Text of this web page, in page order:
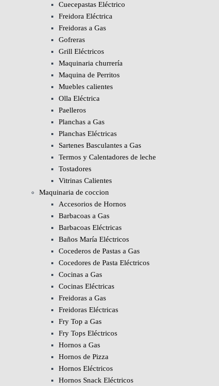
Cuecepastas Eléctrico
Freidora Eléctrica
Freidoras a Gas
Gofreras
Grill Eléctricos
Maquinaria churrería
Maquina de Perritos
Muebles calientes
Olla Eléctrica
Paelleros
Planchas a Gas
Planchas Eléctricas
Sartenes Basculantes a Gas
Termos y Calentadores de leche
Tostadores
Vitrinas Calientes
Maquinaria de coccion
Accesorios de Hornos
Barbacoas a Gas
Barbacoas Eléctricas
Baños María Eléctricos
Cocederos de Pastas a Gas
Cocedores de Pasta Eléctricos
Cocinas a Gas
Cocinas Eléctricas
Freidoras a Gas
Freidoras Eléctricas
Fry Top a Gas
Fry Tops Eléctricos
Hornos a Gas
Hornos de Pizza
Hornos Eléctricos
Hornos Snack Eléctricos